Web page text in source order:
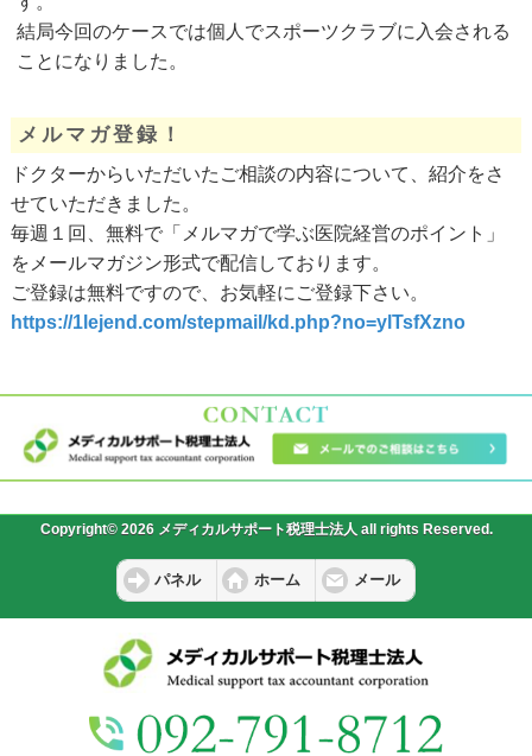
結局今回のケースでは個人でスポーツクラブに入会される
ことになりました。
メルマガ登録！
ドクターからいただいたご相談の内容について、紹介をさ
せていただきました。
毎週１回、無料で「メルマガで学ぶ医院経営のポイント」
をメールマガジン形式で配信しております。
ご登録は無料ですので、お気軽にご登録下さい。
https://1lejend.com/stepmail/kd.php?no=ylTsfXzno
Copyright© 2026 メディカルサポート税理士法人 all rights Reserved.
パネル ホーム メール